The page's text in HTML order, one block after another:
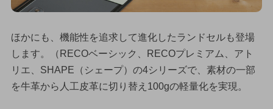
ほかにも、機能性を追求して進化したランドセルも登場
します。（RECOベーシック、RECOプレミアム、アト
リエ、SHAPE（シェープ）の4シリーズで、素材の一部
を牛革から人工皮革に切り替え100gの軽量化を実現。